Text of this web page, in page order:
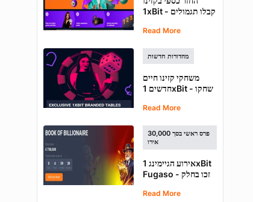
1xBit - קבלו תגמולים
Read More
מהדורות חדשות
משחקי קזינו חיים
חדשים 1xBit - שחקו
ורולטה בלעדיים
Read More
פרס ראשי בסך 30,000
אירו
אירוע הגיימינג 1xBit
Fugaso - זכו בחלק
€750,000
Read More